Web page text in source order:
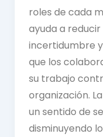
roles de cada
ayuda a
incertidumbre
que los
su trabajo
organización.
un sentido de
disminuyendo